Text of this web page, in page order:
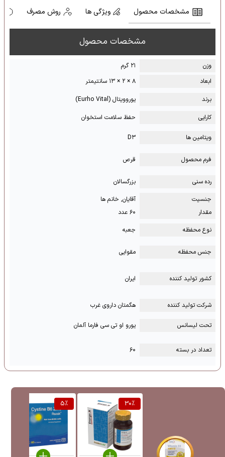
مشخصات محصول ویژگی ها روش مصرف
مشخصات محصول
وزن
۲۱ گرم
ابعاد
۸ × ۲ × ۱۳ سانتیمتر
برند
یوروویتال (Eurho Vital)
کارایی
حفظ سلامت استخوان
ویتامین ها D۳
فرم محصول قرص
رده سنی
بزرگسالان
جنسیت
آقایان, خانم ها
مقدار
۶۰ عدد
نوع محفظه
جعبه
جنس محفظه مقوایی
کشور تولید کننده ایران
شرکت تولید کننده هگمتان داروی غرب
تحت لیسانس یورو او تی سی فارما آلمان
تعداد در بسته ۶۰
30%
5%